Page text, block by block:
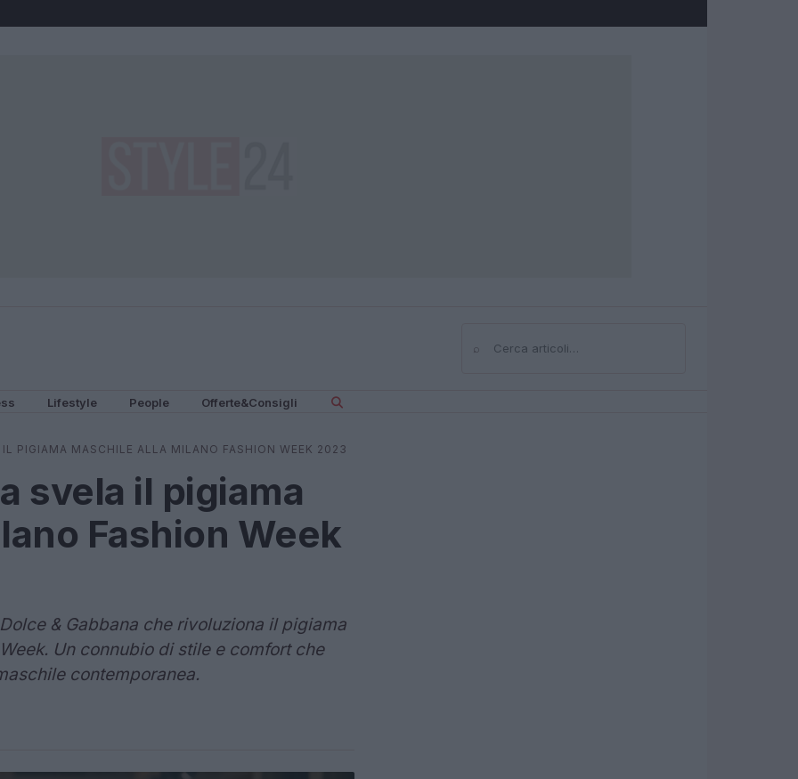
⌕Cerca
Lifestyle People Offerte&Consigli
PIGIAMA MASCHILE ALLA MILANO FASHION WEEK 2023
svela il pigiama
Fashion Week
& Gabbana che rivoluziona il pigiama
Un connubio di stile e comfort che
contemporanea.